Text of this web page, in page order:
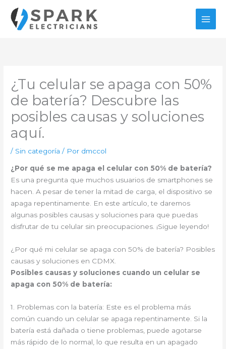
contenido
¿Tu celular se apaga con 50%
de batería? Descubre las
posibles causas y soluciones
aquí.
/ Sin categoría / Por dmccol
¿Por qué se me apaga el celular con 50% de batería?
Es una pregunta que muchos usuarios de smartphones se
hacen. A pesar de tener la mitad de carga, el dispositivo se
apaga repentinamente. En este artículo, te daremos
algunas posibles causas y soluciones para que puedas
disfrutar de tu celular sin preocupaciones. ¡Sigue leyendo!
¿Por qué mi celular se apaga con 50% de batería? Posibles
causas y soluciones en CDMX.
Posibles causas y soluciones cuando un celular se
apaga con 50% de batería:
1. Problemas con la batería: Este es el problema más
común cuando un celular se apaga repentinamente. Si la
batería está dañada o tiene problemas, puede agotarse
más rápido de lo normal, lo que resulta en un apagado